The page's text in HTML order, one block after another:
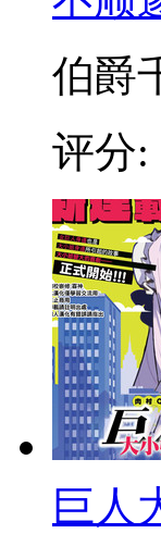
伯爵
评分:
巨人